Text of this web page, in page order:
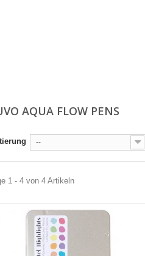
AQUA FLOW PENS
--
1 - 4 von 4 Artikeln